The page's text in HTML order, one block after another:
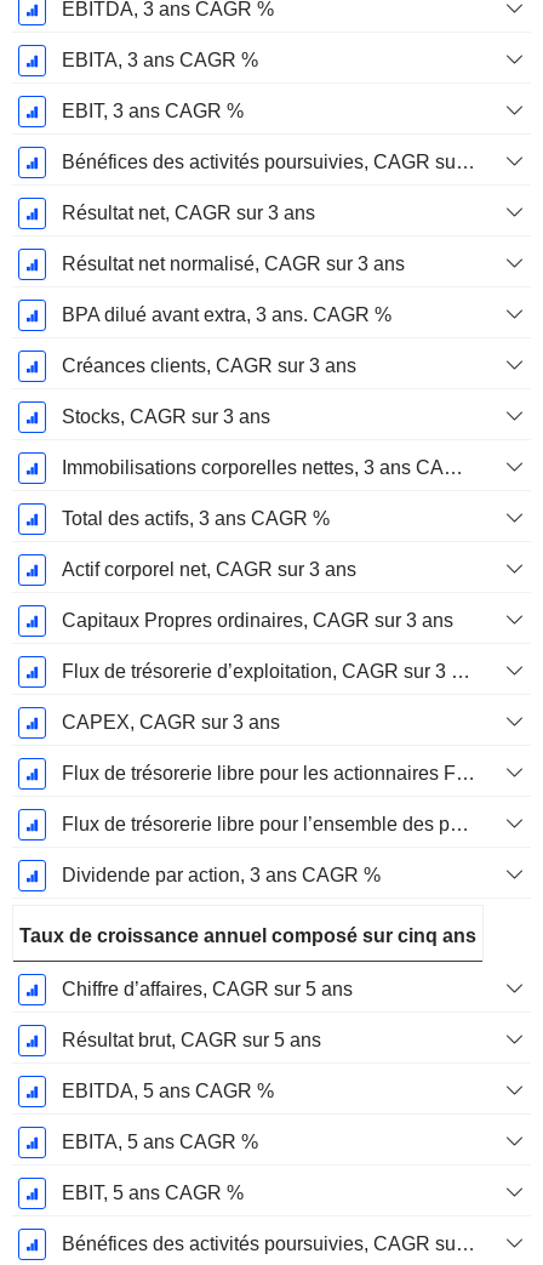
EBITDA, 3 ans CAGR %
EBITA, 3 ans CAGR %
EBIT, 3 ans CAGR %
Bénéfices des activités poursuivies, CAGR sur 3 ans
Résultat net, CAGR sur 3 ans
Résultat net normalisé, CAGR sur 3 ans
BPA dilué avant extra, 3 ans. CAGR %
Créances clients, CAGR sur 3 ans
Stocks, CAGR sur 3 ans
Immobilisations corporelles nettes, 3 ans CAGR %
Total des actifs, 3 ans CAGR %
Actif corporel net, CAGR sur 3 ans
Capitaux Propres ordinaires, CAGR sur 3 ans
Flux de trésorerie d’exploitation, CAGR sur 3 ans
CAPEX, CAGR sur 3 ans
Flux de trésorerie libre pour les actionnaires FCFE, CAGR sur 3 ans
Flux de trésorerie libre pour l’ensemble des pourvoyeurs de fonds (créanciers et actionnaires) FCFF, CAGR sur 3 ans
Dividende par action, 3 ans CAGR %
Taux de croissance annuel composé sur cinq ans
Chiffre d’affaires, CAGR sur 5 ans
Résultat brut, CAGR sur 5 ans
EBITDA, 5 ans CAGR %
EBITA, 5 ans CAGR %
EBIT, 5 ans CAGR %
Bénéfices des activités poursuivies, CAGR sur 5 ans